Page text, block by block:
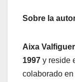
Sobre la
Aixa Valfiguer
1997 y reside
colaborado